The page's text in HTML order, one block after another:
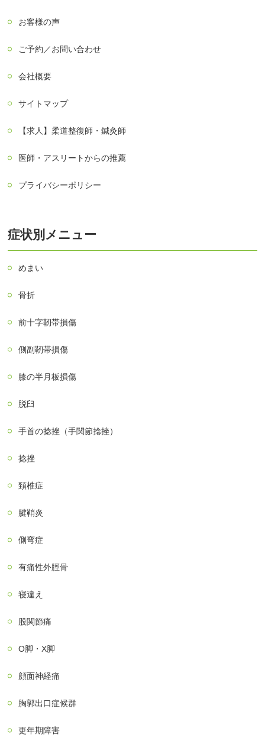
お客様の声
ご予約／お問い合わせ
会社概要
サイトマップ
【求人】柔道整復師・鍼灸師
医師・アスリートからの推薦
プライバシーポリシー
症状別メニュー
めまい
骨折
前十字靭帯損傷
側副靭帯損傷
膝の半月板損傷
脱臼
手首の捻挫（手関節捻挫）
捻挫
頚椎症
腱鞘炎
側弯症
有痛性外脛骨
寝違え
股関節痛
О脚・X脚
顔面神経痛
胸郭出口症候群
更年期障害